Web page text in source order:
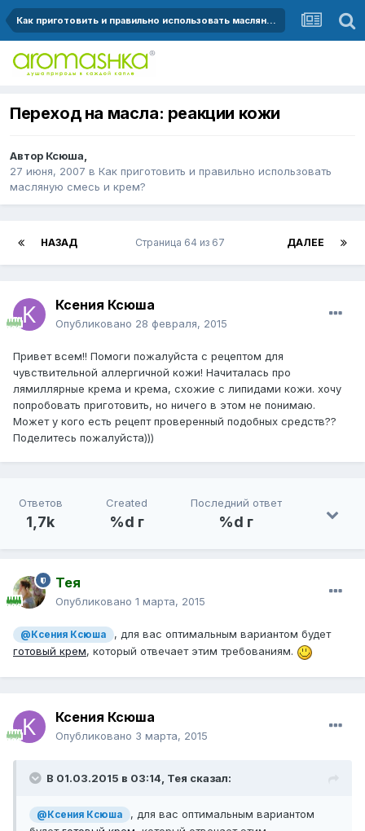
Как приготовить и правильно использовать масляную смесь и крем?
Переход на масла: реакции кожи
Автор Ксюша,
27 июня, 2007 в Как приготовить и правильно использовать
масляную смесь и крем?
НАЗАД ДАЛЕЕ
Страница 64 из 67
Ксения Ксюша
Опубликовано 28 февраля, 2015
Привет всем!! Помоги пожалуйста с рецептом для
чувствительной аллергичной кожи! Начиталась про
лямиллярные крема и крема, схожие с липидами кожи. хочу
попробовать приготовить, но ничего в этом не понимаю.
Может у кого есть рецепт проверенный подобных средств??
Поделитесь пожалуйста)))
Ответов
1,7k
Created
%d г
Последний ответ
%d г
Тея
Опубликовано 1 марта, 2015
@Ксения Ксюша
, для вас оптимальным вариантом будет
готовый крем, который отвечает этим требованиям.
Ксения Ксюша
Опубликовано 3 марта, 2015
В 01.03.2015 в 03:14, Тея сказал:
@Ксения Ксюша
, для вас оптимальным вариантом